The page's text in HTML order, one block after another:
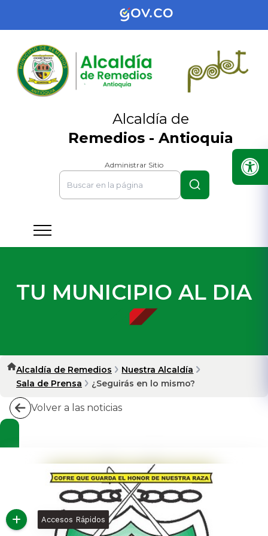
Alcaldía de
Remedios - Antioquia
Administrar Sitio
TU MUNICIPIO AL DIA
Alcaldía de Remedios
Nuestra Alcaldía
Sala de Prensa
¿Seguirás en lo mismo?
Volver a las noticias
Accesos Rápidos